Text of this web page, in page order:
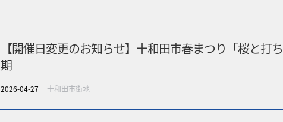
【開催日変更のお知らせ】十和田市春まつり「桜と打
期
2026-04-27 十和田市街地